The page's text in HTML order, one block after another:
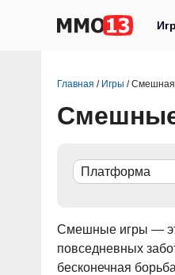
Главная / Игры /Смешная
Смешные игры —
повседневных
бесконечная